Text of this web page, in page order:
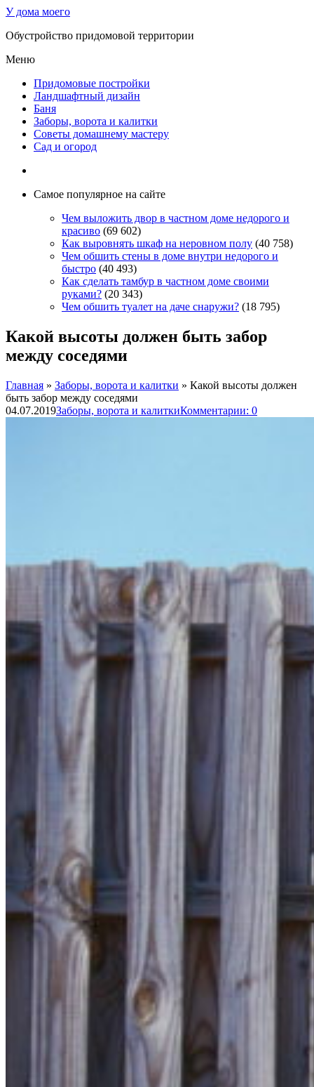
У дома моего
Обустройство придомовой территории
Меню
Придомовые постройки
Ландшафтный дизайн
Баня
Заборы, ворота и калитки
Советы домашнему мастеру
Сад и огород
Самое популярное на сайте
Чем выложить двор в частном доме недорого и
красиво (69 602)
Как выровнять шкаф на неровном полу (40 758)
Чем обшить стены в доме внутри недорого и
быстро (40 493)
Как сделать тамбур в частном доме своими
руками? (20 343)
Чем обшить туалет на даче снаружи? (18 795)
Какой высоты должен быть забор
между соседями
Главная » Заборы, ворота и калитки » Какой высоты должен
быть забор между соседями
04.07.2019Заборы, ворота и калиткиКомментарии: 0